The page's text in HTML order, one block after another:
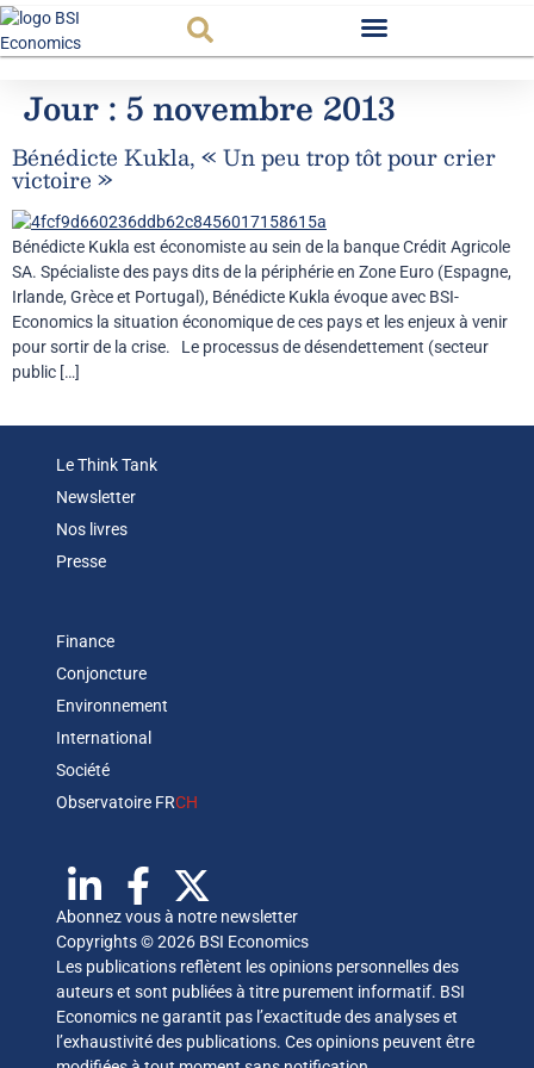
Jour : 5 novembre 2013
Bénédicte Kukla, « Un peu trop tôt pour crier
victoire »
Bénédicte Kukla est économiste au sein de la banque Crédit Agricole
SA. Spécialiste des pays dits de la périphérie en Zone Euro (Espagne,
Irlande, Grèce et Portugal), Bénédicte Kukla évoque avec BSI-
Economics la situation économique de ces pays et les enjeux à venir
pour sortir de la crise. Le processus de désendettement (secteur
public […]
Le Think Tank
Newsletter
Nos livres
Presse
Finance
Conjoncture
Environnement
International
Société
Observatoire FRCH
Abonnez vous à notre newsletter
Copyrights © 2026 BSI Economics
Les publications reflètent les opinions personnelles des
auteurs et sont publiées à titre purement informatif. BSI
Economics ne garantit pas l’exactitude des analyses et
l’exhaustivité des publications. Ces opinions peuvent être